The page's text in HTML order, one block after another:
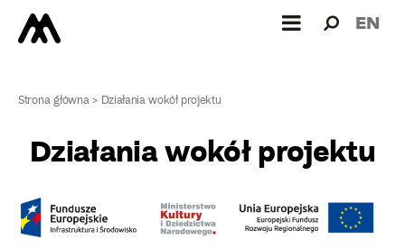
dla: EN
Strona główna> Działania wokół projektu
Działania wokół projektu